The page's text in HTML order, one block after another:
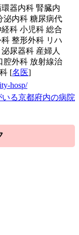
器内科 腎臓内
泌内科 糖尿病代
科 小児科 総合
整形外科 リハ
尿器科 産婦人
腔外科 放射線治
[名医]
hosp/
いる京都府内の病院